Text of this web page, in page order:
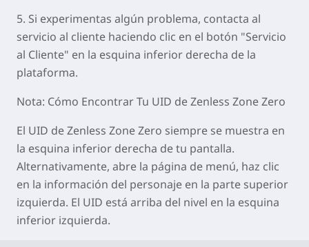
5. Si experimentas algún problema, contacta al
servicio al cliente haciendo clic en el botón "Servicio
al Cliente" en la esquina inferior derecha de la
plataforma.
Nota: Cómo Encontrar Tu UID de Zenless Zone Zero
El UID de Zenless Zone Zero siempre se muestra en
la esquina inferior derecha de tu pantalla.
Alternativamente, abre la página de menú, haz clic
en la información del personaje en la parte superior
izquierda. El UID está arriba del nivel en la esquina
inferior izquierda.